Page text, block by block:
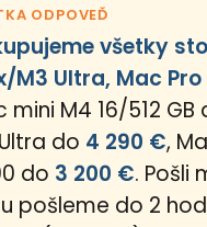
ODPOVEĎ
všetky
M3 Ultra, Mac
mini M4 16/512 GB
do 4 290 €,
do 3 200 €. Pošli
pošleme do 2